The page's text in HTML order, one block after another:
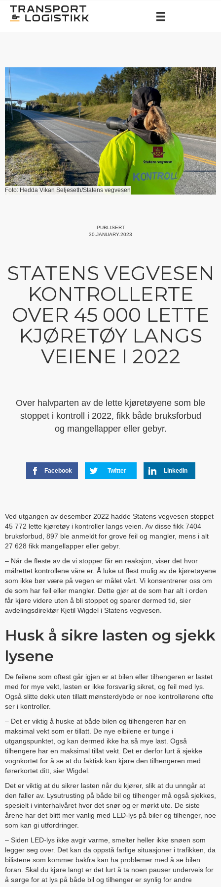
Foto: Hedda Vikan Seljeseth/Statens vegvesen
PUBLISERT
30.JANUARY.2023
STATENS VEGVESEN
KONTROLLERTE
OVER 45 000 LETTE
KJØRETØY LANGS
VEIENE I 2022
Over halvparten av de lette kjøretøyene som ble
stoppet i kontroll i 2022, fikk både bruksforbud
og mangellapper eller gebyr.
Facebook Twitter Linkedin
Ved utgangen av desember 2022 hadde Statens vegvesen stoppet
45 772 lette kjøretøy i kontroller langs veien. Av disse fikk 7404
bruksforbud, 897 ble anmeldt for grove feil og mangler, mens i alt
27 628 fikk mangellapper eller gebyr.
– Når de fleste av de vi stopper får en reaksjon, viser det hvor
målrettet kontrollene våre er. Å luke ut flest mulig av de kjøretøyene
som ikke bør være på vegen er målet vårt. Vi konsentrerer oss om
de som har feil eller mangler. Dette gjør at de som har alt i orden
får kjøre videre uten å bli stoppet og sparer dermed tid, sier
avdelingsdirektør Kjetil Wigdel i Statens vegvesen.
Husk å sikre lasten og sjekk
lysene
De feilene som oftest går igjen er at bilen eller tilhengeren er lastet
med for mye vekt, lasten er ikke forsvarlig sikret, og feil med lys.
Også slitte dekk uten tillatt mønsterdybde er noe kontrollørene ofte
ser i kontroller.
– Det er viktig å huske at både bilen og tilhengeren har en
maksimal vekt som er tillatt. De nye elbilene er tunge i
utgangspunktet, og kan dermed ikke ha så mye last. Også
tilhengere har en maksimal tillat vekt. Det er derfor lurt å sjekke
vognkortet for å se at du faktisk kan kjøre den tilhengeren med
førerkortet ditt, sier Wigdel.
Det er viktig at du sikrer lasten når du kjører, slik at du unngår at
den faller av. Lysutrusting på både bil og tilhenger må også sjekkes,
spesielt i vinterhalvåret hvor det snør og er mørkt ute. De siste
årene har det blitt mer vanlig med LED-lys på biler og tilhenger, noe
som kan gi utfordringer.
– Siden LED-lys ikke avgir varme, smelter heller ikke snøen som
legger seg over. Det kan da oppstå farlige situasjoner i trafikken, da
bilistene som kommer bakfra kan ha problemer med å se bilen
foran. Skal du kjøre langt er det lurt å ta noen pauser underveis for
å sørge for at lys på både bil og tilhenger er synlig for andre